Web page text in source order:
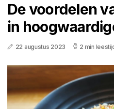
De voordelen
in
22 augustus 2023 2 min